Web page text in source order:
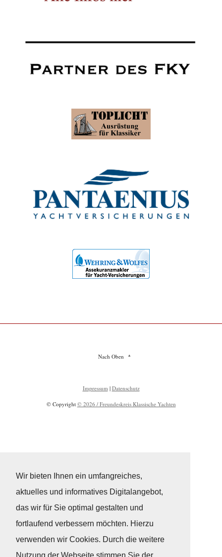
Wir bieten Ihnen ein umfangreiches,
aktuelles und informatives Digitalangebot,
das wir für Sie optimal gestalten und
fortlaufend verbessern möchten. Hierzu
verwenden wir Cookies. Durch die weitere
Nach Oben
Impressum | Datenschutz
© Copyright © 2026 / Freundeskreis Klassische Yachten